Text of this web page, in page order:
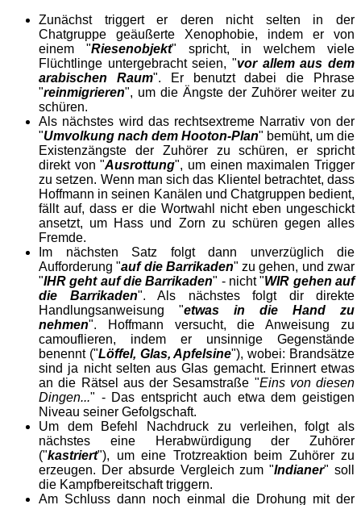
Zunächst triggert er deren nicht selten in der
Chatgruppe geäußerte Xenophobie, indem er von
einem "Riesenobjekt" spricht, in welchem viele
Flüchtlinge untergebracht seien, "vor allem aus dem
arabischen Raum". Er benutzt dabei die Phrase
"reinmigrieren", um die Ängste der Zuhörer weiter zu
schüren.
Als nächstes wird das rechtsextreme Narrativ von der
"Umvolkung nach dem Hooton-Plan" bemüht, um die
Existenzängste der Zuhörer zu schüren, er spricht
direkt von "Ausrottung", um einen maximalen Trigger
zu setzen. Wenn man sich das Klientel betrachtet, dass
Hoffmann in seinen Kanälen und Chatgruppen bedient,
fällt auf, dass er die Wortwahl nicht eben ungeschickt
ansetzt, um Hass und Zorn zu schüren gegen alles
Fremde.
Im nächsten Satz folgt dann unverzüglich die
Aufforderung "auf die Barrikaden" zu gehen, und zwar
"IHR geht auf die Barrikaden" - nicht "WIR gehen auf
die Barrikaden". Als nächstes folgt dir direkte
Handlungsanweisung "etwas in die Hand zu
nehmen". Hoffmann versucht, die Anweisung zu
camouflieren, indem er unsinnige Gegenstände
benennt ("Löffel, Glas, Apfelsine"), wobei: Brandsätze
sind ja nicht selten aus Glas gemacht. Erinnert etwas
an die Rätsel aus der Sesamstraße "Eins von diesen
Dingen..." - Das entspricht auch etwa dem geistigen
Niveau seiner Gefolgschaft.
Um dem Befehl Nachdruck zu verleihen, folgt als
nächstes eine Herabwürdigung der Zuhörer
("kastriert"), um eine Trotzreaktion beim Zuhörer zu
erzeugen. Der absurde Vergleich zum "Indianer" soll
die Kampfbereitschaft triggern.
Am Schluss dann noch einmal die Drohung mit der